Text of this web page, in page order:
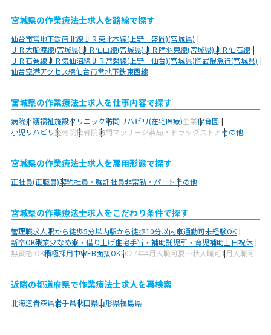
宮城県の作業療法士求人を路線で探す
仙台市営地下鉄南北線ＪＲ東北本線(上野－盛岡)(宮城県)
ＪＲ大船渡線(宮城県)ＪＲ仙山線(宮城県)ＪＲ陸羽東線(宮城県)ＪＲ仙石線
ＪＲ石巻線ＪＲ気仙沼線ＪＲ常磐線(上野－仙台)(宮城県)阿武隈急行(宮城県)
仙台空港アクセス線仙台市営地下鉄東西線
宮城県の作業療法士求人を仕事内容で探す
病院介護福祉施設クリニック訪問リハビリ(在宅医療)企業保育園
小児リハビリ整骨院接骨院訪問マッサージ薬局・ドラッグストアその他
宮城県の作業療法士求人を雇用形態で探す
正社員(正職員)契約社員・嘱託社員非常勤・パートその他
宮城県の作業療法士求人をこだわり条件で探す
管理職求人駅から徒歩5分以内駅から徒歩10分以内車通勤可未経験OK
新卒OK残業少なめ寮・借り上げ住宅手当・補助託児所・育児補助土日祝休
無資格 OK積極採用中WEB面接OK2027年4月入職可夏～秋入職可1月入職可
近隣の都道府県で作業療法士求人を再検索
北海道青森県岩手県秋田県山形県福島県